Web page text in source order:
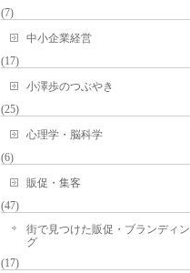
(7)
中小企業経営
(17)
小澤歩のつぶやき
(25)
心理学・脳科学
(6)
販促・集客
(47)
街で見つけた販促・ブランディン
グ
(17)